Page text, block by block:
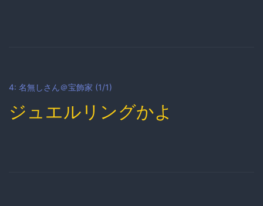
4: 名無しさん＠宝飾家 (1/1)
ジュエルリングかよ